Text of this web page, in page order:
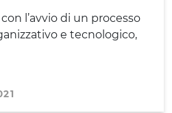
l’avvio di un processo
e tecnologico,